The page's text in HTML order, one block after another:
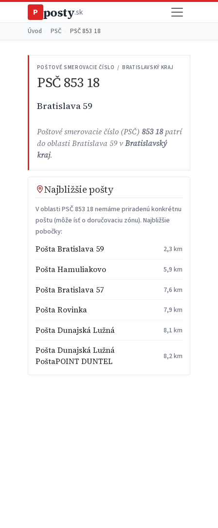
P posty.sk
Úvod PSČ PSČ 853 18
POŠTOVÉ SMEROVACIE ČÍSLO / BRATISLAVSKÝ KRAJ
PSČ 853 18
Bratislava 59
Poštové smerovacie číslo (PSČ) 853 18patrí
do oblasti Bratislava 59 vBratislavský
kraj.
Najbližšie pošty
V oblasti PSČ 853 18 nemáme priradenú konkrétnu
poštu (môže ísť o doručovaciu zónu). Najbližšie
pobočky:
Pošta Bratislava 59 2,3 km
Pošta Hamuliakovo 5,9 km
Pošta Bratislava 57 7,6 km
Pošta Rovinka 7,9 km
Pošta Dunajská Lužná 8,1 km
Pošta Dunajská Lužná
PoštaPOINT DUNTEL
8,2 km